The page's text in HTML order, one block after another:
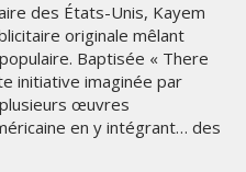
des États-Unis, Kayem
originale mêlant
Baptisée « There
initiative imaginée par
œuvres
en y intégrant… des